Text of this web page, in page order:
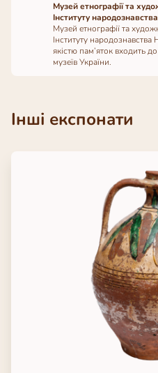
Музей етнографії та
Інституту
Музей етнографії та
Інституту народознавства
якістю пам’яток входить
музеїв України.
Інші експонати